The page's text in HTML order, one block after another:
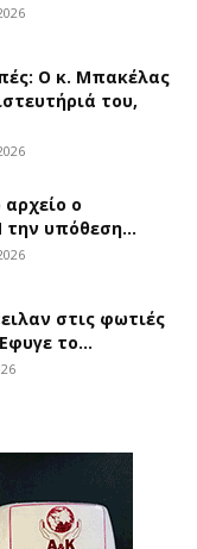
Ο κ. Μπακέλας
του,
ο
την υπόθεση...
στις φωτιές
το...